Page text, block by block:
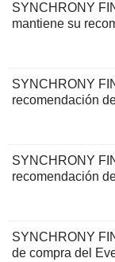
SYNCHRONY
mantiene su
SYNCHRONY
recomendación
SYNCHRONY
recomendación
SYNCHRONY
de compra del